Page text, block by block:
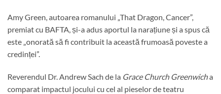
Amy Green, autoarea romanului „That Dragon, Cancer”,
premiat cu BAFTA, și-a adus aportul la narațiune și a spus că
este „onorată să fi contribuit la această frumoasă poveste a
credinței”.
Reverendul Dr. Andrew Sach de la Grace Church Greenwicha
comparat impactul jocului cu cel al pieselor de teatru